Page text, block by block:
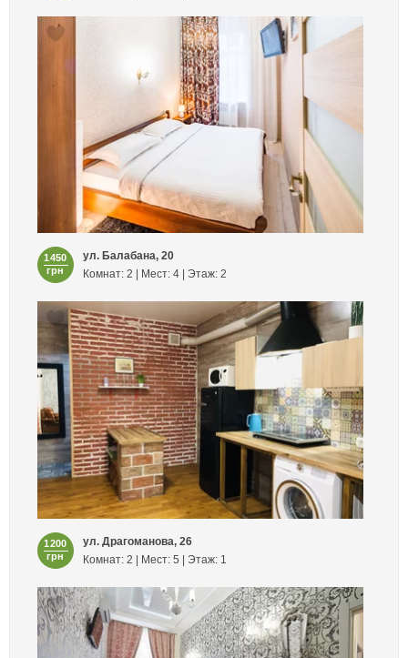
1450
грн
ул. Балабана, 20
Комнат: 2 | Мест: 4 | Этаж: 2
1200
грн
ул. Драгоманова, 26
Комнат: 2 | Мест: 5 | Этаж: 1